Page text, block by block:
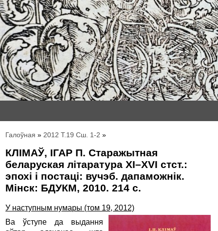
Галоўная » 2012 Т.19 Сш. 1-2 »
КЛІМАЎ, ІГАР П. Старажытная
беларуская літаратура XI–XVI стст.:
эпохі і постаці: вучэб. дапаможнік.
Мінск: БДУКМ, 2010. 214 с.
У наступным нумары (том 19, 2012)
Ва ўступе да выдання